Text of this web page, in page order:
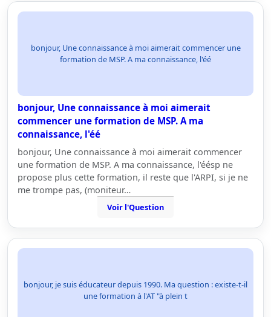
bonjour, Une connaissance à moi aimerait commencer une
formation de MSP. A ma connaissance, l'éé
bonjour, Une connaissance à moi aimerait
commencer une formation de MSP. A ma
connaissance, l'éé
bonjour, Une connaissance à moi aimerait commencer
une formation de MSP. A ma connaissance, l'éésp ne
propose plus cette formation, il reste que l'ARPI, si je ne
me trompe pas, (moniteur…
Voir l'Question
bonjour, je suis éducateur depuis 1990. Ma question : existe-t-il
une formation à l'AT "à plein t